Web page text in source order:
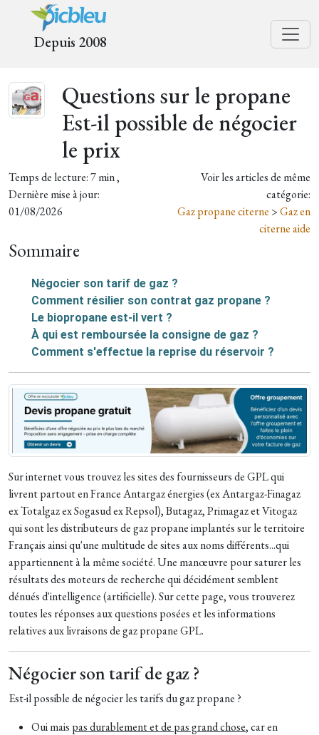
Depuis 2008
Questions sur le propane
Est-il possible de négocier
le prix
Temps de lecture: 7 min ,
Dernière mise à jour:
01/08/2026
Voir les articles de même
catégorie:
Gaz propane citerne >Gaz en
citerne aide
Sommaire
Négocier son tarif de gaz ?
Comment résilier son contrat gaz propane ?
Le biopropane est-il vert ?
À qui est remboursée la consigne de gaz ?
Comment s'effectue la reprise du réservoir ?
Sur internet vous trouvez les sites des fournisseurs de GPL qui
livrent partout en France Antargaz énergies (ex Antargaz-Finagaz
ex Totalgaz ex Sogasud ex Repsol), Butagaz, Primagaz et Vitogaz
qui sont les distributeurs de gaz propane implantés sur le territoire
Français ainsi qu'une multitude de sites aux noms différents...qui
appartiennent à la même société. Une manœuvre pour saturer les
résultats des moteurs de recherche qui décidément semblent
dénués d'intelligence (artificielle). Sur cette page, vous trouverez
toutes les réponses aux questions posées et les informations
relatives aux livraisons de gaz propane GPL.
Négocier son tarif de gaz ?
Est-il possible de négocier les tarifs du gaz propane ?
Oui mais pas durablement et de pas grand chose, car en